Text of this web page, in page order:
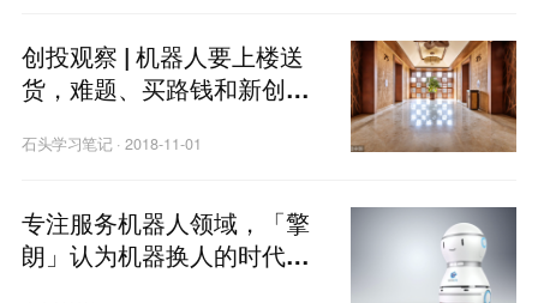
创投观察 | 机器人要上楼送
货，难题、买路钱和新创业
石头学习笔记· 2018-11-01
专注服务机器人领域，「擎
朗」认为机器换人的时代已